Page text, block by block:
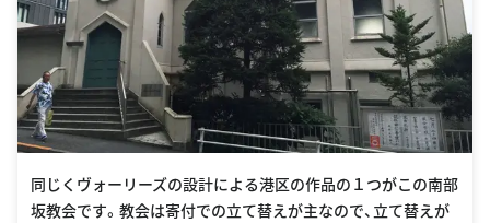
同じくヴォーリーズの設計による港区の作品の１つがこの南部
坂教会です。教会は寄付での立て替えが主なので、立て替えが